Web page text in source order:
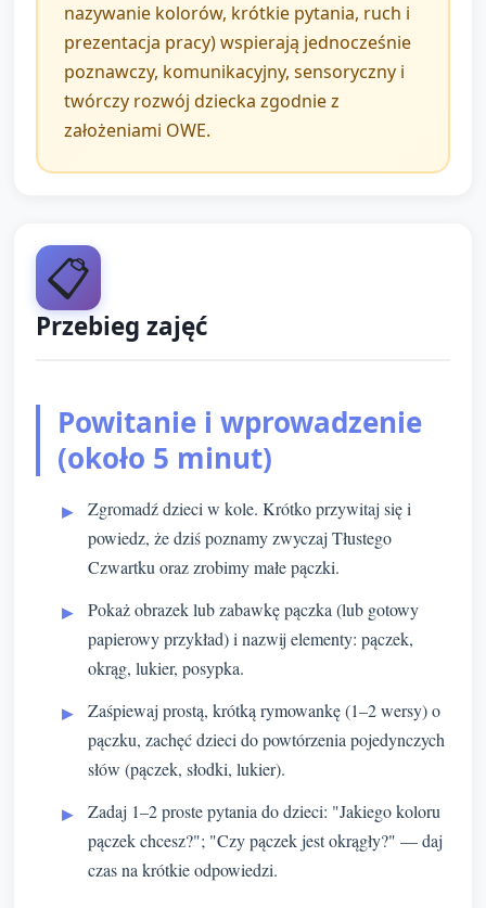
nazywanie kolorów, krótkie pytania, ruch i
prezentacja pracy) wspierają jednocześnie
poznawczy, komunikacyjny, sensoryczny i
twórczy rozwój dziecka zgodnie z
założeniami OWE.
📋
Przebieg zajęć
Powitanie i wprowadzenie
(około 5 minut)
Zgromadź dzieci w kole. Krótko przywitaj się i
powiedz, że dziś poznamy zwyczaj Tłustego
Czwartku oraz zrobimy małe pączki.
Pokaż obrazek lub zabawkę pączka (lub gotowy
papierowy przykład) i nazwij elementy: pączek,
okrąg, lukier, posypka.
Zaśpiewaj prostą, krótką rymowankę (1–2 wersy) o
pączku, zachęć dzieci do powtórzenia pojedynczych
słów (pączek, słodki, lukier).
Zadaj 1–2 proste pytania do dzieci: "Jakiego koloru
pączek chcesz?"; "Czy pączek jest okrągły?" — daj
czas na krótkie odpowiedzi.